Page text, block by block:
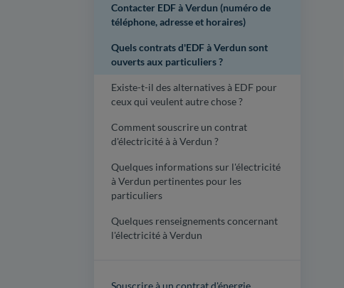
Contacter EDF à Verdun (numéro de
téléphone, adresse et horaires)
Quels contrats d'EDF à Verdun sont
ouverts aux particuliers ?
Existe-t-il des alternatives à EDF pour
ceux qui veulent autre chose ?
Comment souscrire un contrat
d'électricité à à Verdun ?
Quelques informations sur l'électricité
à Verdun pertinentes pour les
particuliers
Quelques renseignements concernant
l'électricité à Verdun
Souscrire à un contrat d'énergie